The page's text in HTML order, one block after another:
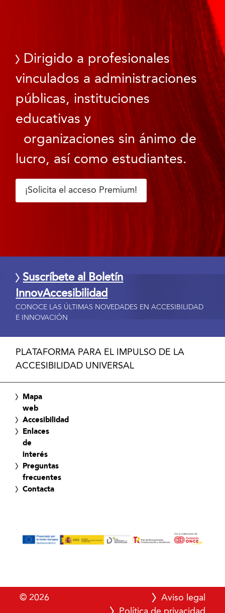
Dirigido a profesionales
vinculados a administraciones
públicas, instituciones
educativas y
organizaciones sin ánimo de
lucro, así como estudiantes.
¡Solicita el acceso Premium!
Suscríbete al Boletín
InnovAccesibilidad
CONOCE LAS ÚLTIMAS NOVEDADES EN ACCESIBILIDAD
E INNOVACIÓN
PLATAFORMA PARA EL IMPULSO DE LA
ACCESIBILIDAD UNIVERSAL
Mapa
web
Accesibilidad
Enlaces
de
interés
Preguntas
frecuentes
Contacta
© 2026
Aviso legal